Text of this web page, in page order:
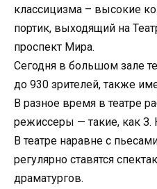
классицизма – высокие
портик, выходящий на
проспект Мира.
Сегодня в большом зале
до 930 зрителей, также
В разное время в театре
режиссеры — такие, как
В театре наравне с
регулярно ставятся
драматургов.